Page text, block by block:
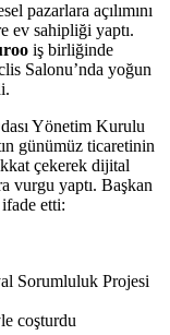
pazarlara açılımını
ev sahipliği yaptı.
iş birliğinde
Salonu’nda yoğun
Yönetim Kurulu
günümüz ticaretinin
çekerek dijital
vurgu yaptı. Başkan
ifade etti:
Sorumluluk Projesi
coşturdu